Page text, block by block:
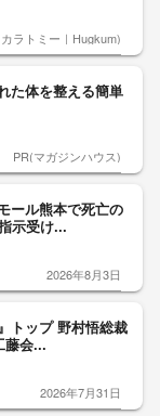
ラトミー｜Hugkum)
た体を整える簡単
PR(マガジンハウス)
ール熊本で死亡の
示受け...
2026年8月3日
トップ 野村悟総裁
藤会...
2026年7月31日